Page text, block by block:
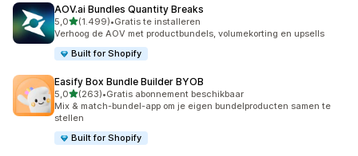
AOV.ai Bundles Quantity Breaks
5,0van 5 sterren
(1.499)
1499 recensies in totaal
•Gratis te installeren
Verhoog de AOV met productbundels, volumekorting en upsells
Built for Shopify
Easify Box Bundle Builder BYOB
5,0van 5 sterren
(263)
263 recensies in totaal
•Gratis abonnement beschikbaar
Mix & match-bundel-app om je eigen bundelproducten samen te
stellen
Built for Shopify